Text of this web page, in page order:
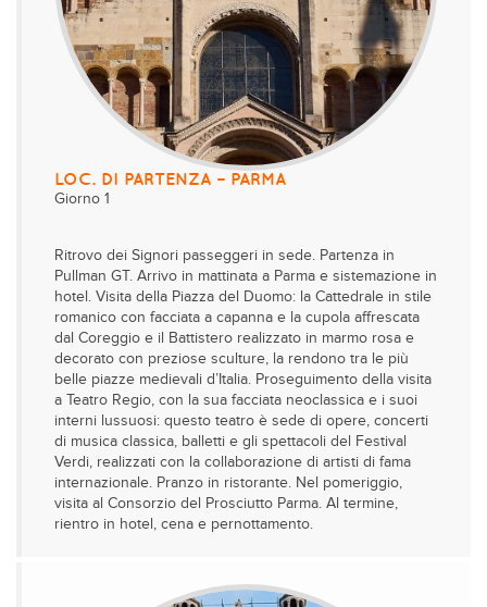
LOC. DI PARTENZA – PARMA
Giorno 1
Ritrovo dei Signori passeggeri in sede. Partenza in
Pullman GT. Arrivo in mattinata a Parma e sistemazione in
hotel. Visita della Piazza del Duomo: la Cattedrale in stile
romanico con facciata a capanna e la cupola affrescata
dal Coreggio e il Battistero realizzato in marmo rosa e
decorato con preziose sculture, la rendono tra le più
belle piazze medievali d’Italia. Proseguimento della visita
a Teatro Regio, con la sua facciata neoclassica e i suoi
interni lussuosi: questo teatro è sede di opere, concerti
di musica classica, balletti e gli spettacoli del Festival
Verdi, realizzati con la collaborazione di artisti di fama
internazionale. Pranzo in ristorante. Nel pomeriggio,
visita al Consorzio del Prosciutto Parma. Al termine,
rientro in hotel, cena e pernottamento.